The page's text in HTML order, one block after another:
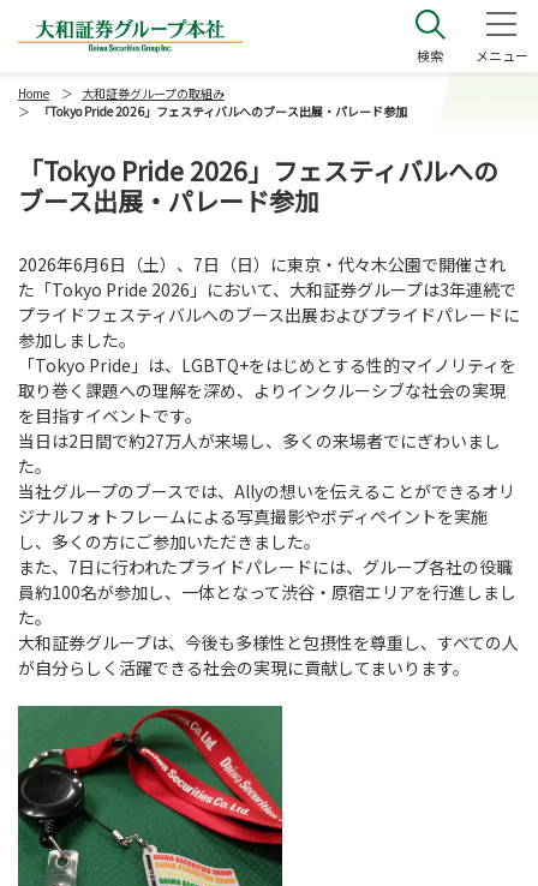
検索 メニュー
「Tokyo Pride 2026」フェスティバルへの
ブース出展・パレード参加
2026年6月6日（土）、 7日（日）に東京・代々木公園で開催され
た「Tokyo Pride 2026 」において、大和証券グループは3年連続で
プライドフェスティバルへのブース出展およびプライドパレードに
参加しました。
「Tokyo Pride 」は、 LGBTQ+をはじめとする性的マイノリティを
取り巻く課題への理解を深め、よりインクルーシブな社会の実現
を目指すイベントです。
当日は2日間で約27万人が来場し、多くの来場者でにぎわいまし
た。
当社グループのブースでは、 Allyの想いを伝えることができるオリ
ジナルフォトフレームによる写真撮影やボディペイントを実施
し、多くの方にご参加いただきました。
また、 7日に行われたプライドパレードには、グループ各社の役職
員約100名が参加し、一体となって渋谷・原宿エリアを行進しまし
た。
大和証券グループは、今後も多様性と包摂性を尊重し、すべての人
が自分らしく活躍できる社会の実現に貢献してまいります。
Home
大和証券グループの取組み
「Tokyo Pride 2026」フェスティバルへのブース出展・パレード参加